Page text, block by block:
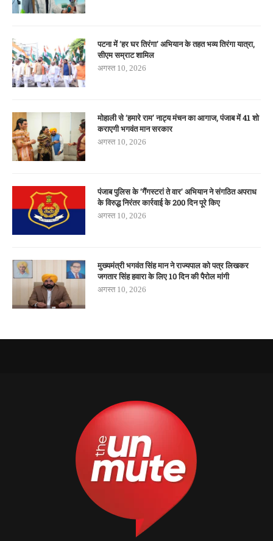
पटना में ‘हर घर तिरंगा’ अभियान के तहत भव्य तिरंगा यात्रा,
सीएम सम्राट शामिल
अगस्त 10, 2026
मोहाली से ‘हमारे राम’ नाट्य मंचन का आगाज, पंजाब में 41 शो
कराएगी भगवंत मान सरकार
अगस्त 10, 2026
पंजाब पुलिस के ‘गैंगस्टरां ते वार’ अभियान ने संगठित अपराध
के विरुद्ध निरंतर कार्रवाई के 200 दिन पूरे किए
अगस्त 10, 2026
मुख्यमंत्री भगवंत सिंह मान ने राज्यपाल को पत्र लिखकर
जगतार सिंह हवारा के लिए 10 दिन की पैरोल मांगी
अगस्त 10, 2026